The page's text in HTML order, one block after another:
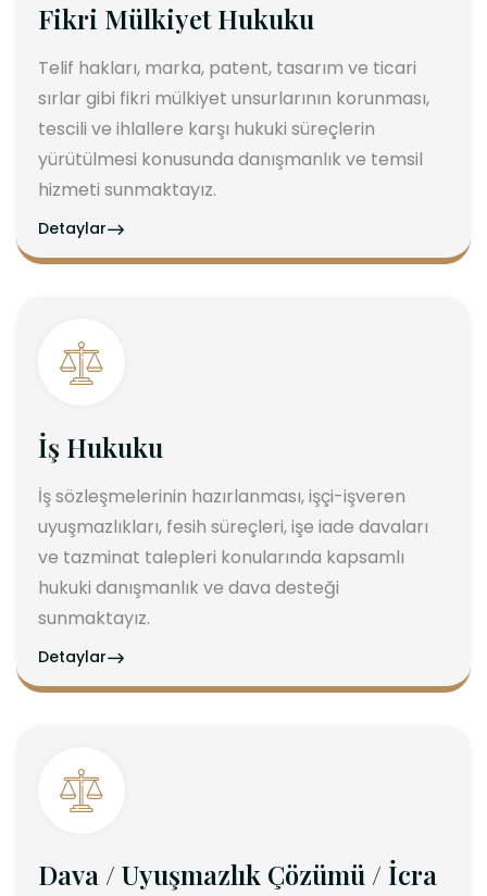
Fikri Mülkiyet Hukuku
Telif hakları, marka, patent, tasarım ve ticari
sırlar gibi fikri mülkiyet unsurlarının korunması,
tescili ve ihlallere karşı hukuki süreçlerin
yürütülmesi konusunda danışmanlık ve temsil
hizmeti sunmaktayız.
Detaylar
İş Hukuku
İş sözleşmelerinin hazırlanması, işçi-işveren
uyuşmazlıkları, fesih süreçleri, işe iade davaları
ve tazminat talepleri konularında kapsamlı
hukuki danışmanlık ve dava desteği
sunmaktayız.
Detaylar
Dava / Uyuşmazlık Çözümü / İcra